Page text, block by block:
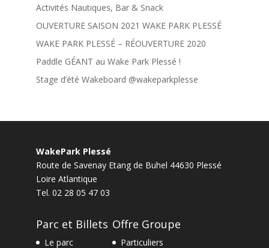
Activités Nautiques, Bar & Snack
OUVERTURE SAISON 2021 WAKE PARK PLESSÉ
WAKE PARK PLESSÉ – RÉOUVERTURE 2020
Paddle GÉANT au Wake Park Plessé !
Stage d’été Wakeboard @wakeparkplesse
WakePark Plessé
Route de Savenay Etang de Buhel 44630 Plessé
Loire Atlantique
Tel. 02 28 05 47 03
Parc et Billets
Le parc
Offre Groupe
Particuliers